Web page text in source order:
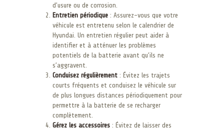
d’usure ou de corrosion.
Entretien périodique : Assurez-vous que votre
véhicule est entretenu selon le calendrier de
Hyundai. Un entretien régulier peut aider à
identifier et à atténuer les problèmes
potentiels de la batterie avant qu’ils ne
s’aggravent.
Conduisez régulièrement : Évitez les trajets
courts fréquents et conduisez le véhicule sur
de plus longues distances périodiquement pour
permettre à la batterie de se recharger
complètement.
Gérez les accessoires : Évitez de laisser des